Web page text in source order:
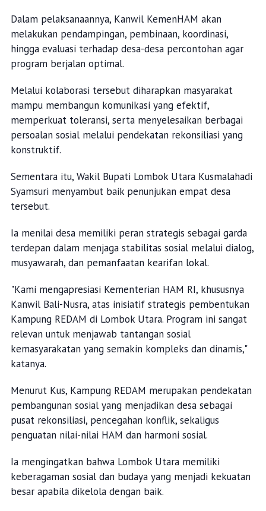
Dalam pelaksanaannya, Kanwil KemenHAM akan
melakukan pendampingan, pembinaan, koordinasi,
hingga evaluasi terhadap desa-desa percontohan agar
program berjalan optimal.
Melalui kolaborasi tersebut diharapkan masyarakat
mampu membangun komunikasi yang efektif,
memperkuat toleransi, serta menyelesaikan berbagai
persoalan sosial melalui pendekatan rekonsiliasi yang
konstruktif.
Sementara itu, Wakil Bupati Lombok Utara Kusmalahadi
Syamsuri menyambut baik penunjukan empat desa
tersebut.
Ia menilai desa memiliki peran strategis sebagai garda
terdepan dalam menjaga stabilitas sosial melalui dialog,
musyawarah, dan pemanfaatan kearifan lokal.
"Kami mengapresiasi Kementerian HAM RI, khususnya
Kanwil Bali-Nusra, atas inisiatif strategis pembentukan
Kampung REDAM di Lombok Utara. Program ini sangat
relevan untuk menjawab tantangan sosial
kemasyarakatan yang semakin kompleks dan dinamis,"
katanya.
Menurut Kus, Kampung REDAM merupakan pendekatan
pembangunan sosial yang menjadikan desa sebagai
pusat rekonsiliasi, pencegahan konflik, sekaligus
penguatan nilai-nilai HAM dan harmoni sosial.
Ia mengingatkan bahwa Lombok Utara memiliki
keberagaman sosial dan budaya yang menjadi kekuatan
besar apabila dikelola dengan baik.